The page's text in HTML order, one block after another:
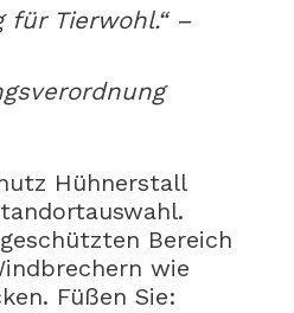
für Tierwohl.“ –
Hühnerstall
Bereich
wie
Füßen Sie: